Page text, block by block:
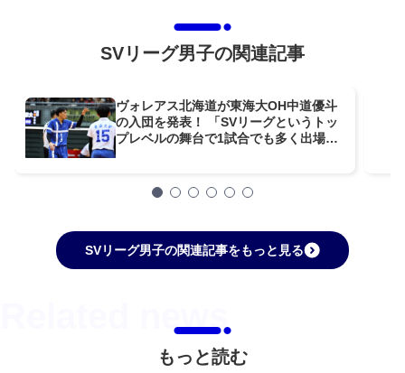
SVリーグ男子の関連記事
ヴォレアス北海道が東海大OH中道優斗
の入団を発表！ 「SVリーグというトッ
プレベルの舞台で1試合でも多く出場し
SVリーグ男子の関連記事をもっと見る
もっと読む